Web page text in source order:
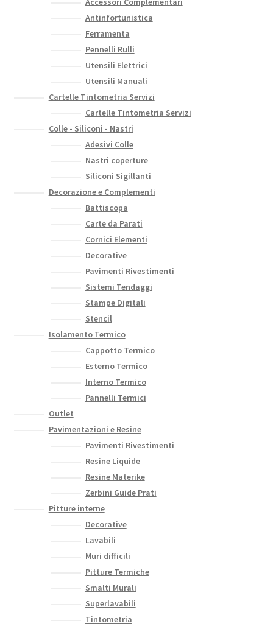
Antinfortunistica
Ferramenta
Pennelli Rulli
Utensili Elettrici
Utensili Manuali
Cartelle Tintometria Servizi
Cartelle Tintometria Servizi
Colle - Siliconi - Nastri
Adesivi Colle
Nastri coperture
Siliconi Sigillanti
Decorazione e Complementi
Battiscopa
Carte da Parati
Cornici Elementi
Decorative
Pavimenti Rivestimenti
Sistemi Tendaggi
Stampe Digitali
Stencil
Isolamento Termico
Cappotto Termico
Esterno Termico
Interno Termico
Pannelli Termici
Outlet
Pavimentazioni e Resine
Pavimenti Rivestimenti
Resine Liquide
Resine Materike
Zerbini Guide Prati
Pitture interne
Decorative
Lavabili
Muri difficili
Pitture Termiche
Smalti Murali
Superlavabili
Tintometria